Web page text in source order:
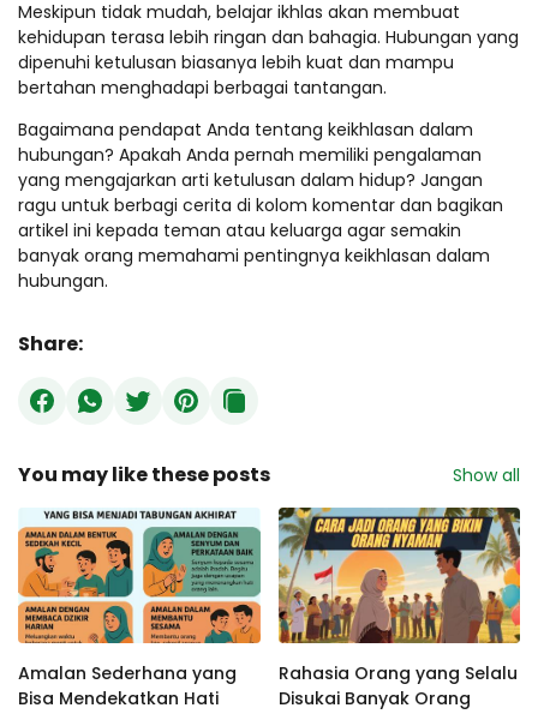
Meskipun tidak mudah, belajar ikhlas akan membuat
kehidupan terasa lebih ringan dan bahagia. Hubungan yang
dipenuhi ketulusan biasanya lebih kuat dan mampu
bertahan menghadapi berbagai tantangan.
Bagaimana pendapat Anda tentang keikhlasan dalam
hubungan? Apakah Anda pernah memiliki pengalaman
yang mengajarkan arti ketulusan dalam hidup? Jangan
ragu untuk berbagi cerita di kolom komentar dan bagikan
artikel ini kepada teman atau keluarga agar semakin
banyak orang memahami pentingnya keikhlasan dalam
hubungan.
Share:
You may like these posts Show all
Amalan Sederhana yang
Bisa Mendekatkan Hati
Rahasia Orang yang Selalu
Disukai Banyak Orang